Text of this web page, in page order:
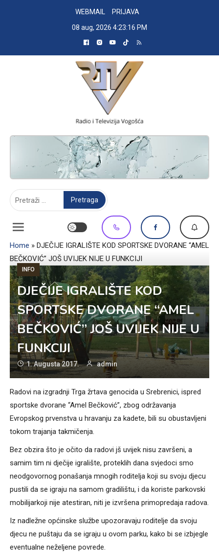
WEBMAIL
PRIJAVA
08 aug, 2026 4:23:17 PM
RADIO TELEVIZIJA VOGOŠĆA
Home » DJEČIJE IGRALIŠTE KOD SPORTSKE DVORANE “AMEL
BEČKOVIĆ” JOŠ UVIJEK NIJE U FUNKCIJI
INFO
DJEČIJE IGRALIŠTE KOD
SPORTSKE DVORANE “AMEL
BEČKOVIĆ” JOŠ UVIJEK NIJE U
FUNKCIJI
1. Augusta 2017. admin
Radovi na izgradnji Trga žrtava genocida u Srebrenici, ispred
sportske dvorane “Amel Bečković”, zbog održavanja
Evropskog prvenstva u hravanju za kadete, bili su obustavljeni
tokom trajanja takmičenja.
Bez obzira što je očito da radovi jš uvijek nisu završeni, a
samim tim ni dječije igralište, proteklih dana svjedoci smo
neodgovornog ponašanja mnogih roditelja koji su svoju djecu
pustili da se igraju na samom gradilištu, i da koriste parkovski
mobilijarkoji nije atestiran, niti je izvršena primopredaja radova.
Iz nadležne općinske službe upozoravaju roditelje da svoju
djecu ne puštaju da se igraju u ovom parku, kako bi se izbjegle
eventualne neželjene povrede.